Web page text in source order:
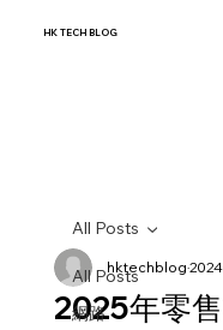
HK TECH BLOG
All Posts
網路
All Posts
2025年零
hktechblog